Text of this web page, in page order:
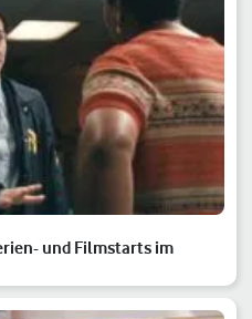
und Filmstarts im